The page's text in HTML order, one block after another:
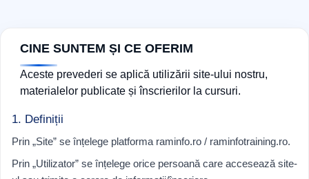
CINE SUNTEM ȘI CE OFERIM
Aceste prevederi se aplică utilizării site-ului nostru,
materialelor publicate și înscrierilor la cursuri.
1. Definiții
Prin „Site” se înțelege platforma raminfo.ro / raminfotraining.ro.
Prin „Utilizator” se înțelege orice persoană care accesează site-